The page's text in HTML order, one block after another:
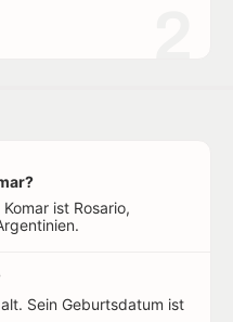
ist Rosario,
Sein Geburtsdatum ist